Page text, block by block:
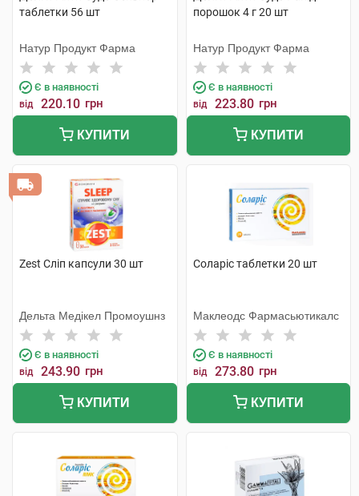
таблетки 56 шт
Натур Продукт Фарма
Є в наявності
від 220.10 грн
КУПИТИ
порошок 4 г 20 шт
Натур Продукт Фарма
Є в наявності
від 223.80 грн
КУПИТИ
Zest Сліп капсули 30 шт
Дельта Медікел Промоушнз
Є в наявності
від 243.90 грн
КУПИТИ
Соларіс таблетки 20 шт
Маклеодс Фармасьютикалс
Є в наявності
від 273.80 грн
КУПИТИ